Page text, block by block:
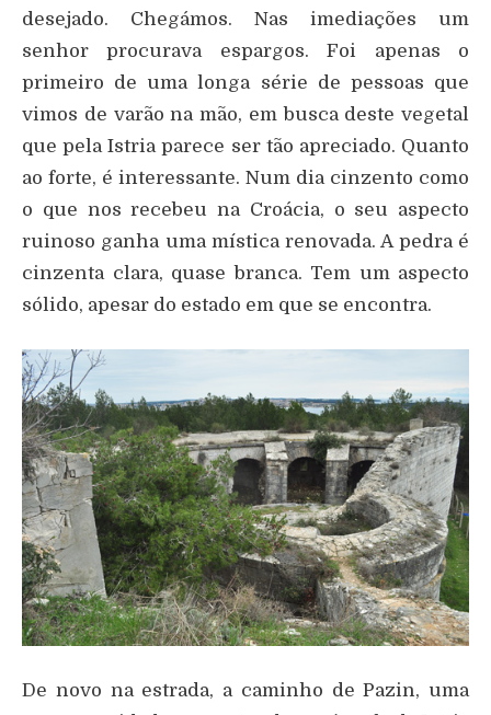
desejado. Chegámos. Nas imediações um
senhor procurava espargos. Foi apenas o
primeiro de uma longa série de pessoas que
vimos de varão na mão, em busca deste vegetal
que pela Istria parece ser tão apreciado. Quanto
ao forte, é interessante. Num dia cinzento como
o que nos recebeu na Croácia, o seu aspecto
ruinoso ganha uma mística renovada. A pedra é
cinzenta clara, quase branca. Tem um aspecto
sólido, apesar do estado em que se encontra.
De novo na estrada, a caminho de Pazin, uma